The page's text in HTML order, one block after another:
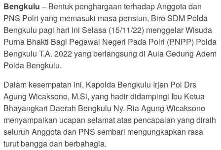
Bengkulu – Bentuk penghargaan terhadap Anggota dan
PNS Polri yang memasuki masa pensiun, Biro SDM Polda
Bengkulu pagi hari ini Selasa (15/11/22) menggelar Wisuda
Purna Bhakti Bagi Pegawai Negeri Pada Polri (PNPP) Polda
Bengkulu T.A. 2022 yang berlangsung di Aula Gedung Adem
Polda Bengkulu.
Dalam kesempatan ini, Kapolda Bengkulu Irjen Pol Drs
Agung Wicaksono, M.Si, yang hadir didampingi Ibu Ketua
Bhayangkari Daerah Bengkulu Ny. Ria Agung Wicaksono
menyampaikan ucapan selamat atas pencapaian yang diraih
seluruh Anggota dan PNS sembari mengungkapkan rasa
turut bangga dan berbahagia.